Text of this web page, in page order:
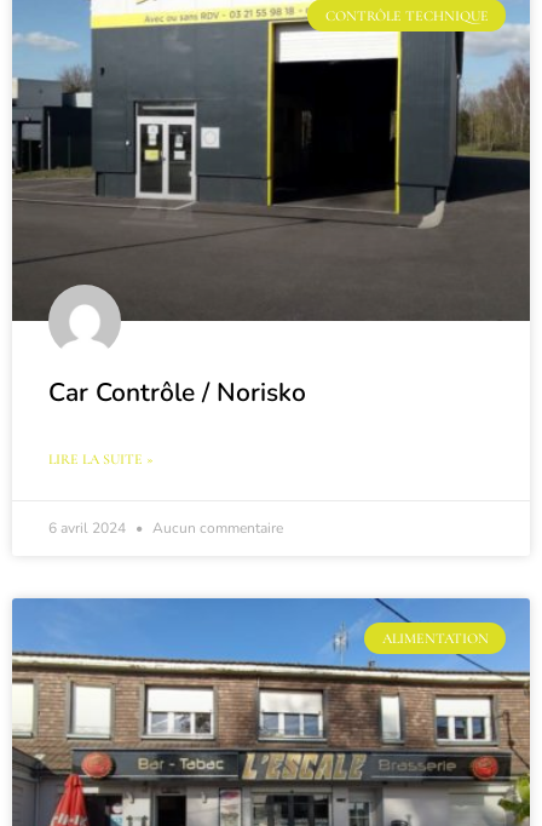
CONTRÔLE TECHNIQUE
Car Contrôle / Norisko
LIRE LA SUITE »
6 avril 2024 Aucun commentaire
ALIMENTATION